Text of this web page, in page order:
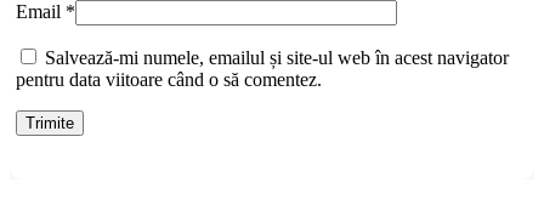
Email *
Salvează-mi numele, emailul și site-ul web în acest navigator
pentru data viitoare când o să comentez.